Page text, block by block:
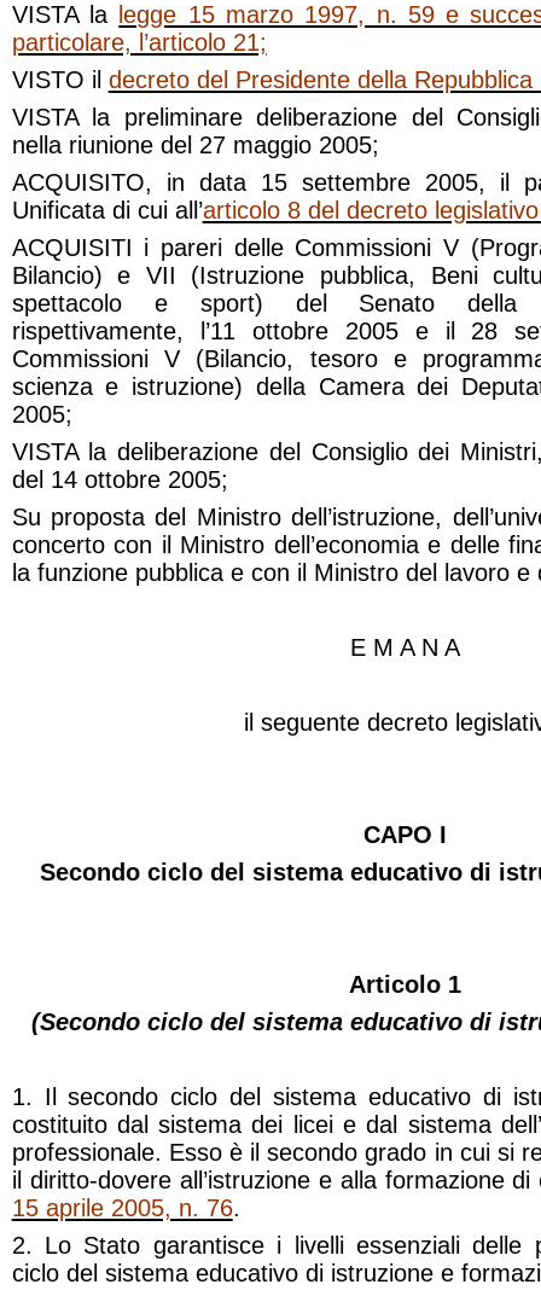
VISTA la legge 15 marzo 1997, n. 59 e
particolare, l’articolo 21;
VISTO il decreto del Presidente della
VISTA la preliminare deliberazione del
nella riunione del 27 maggio 2005;
ACQUISITO, in data 15 settembre 2005, il
Unificata di cui all’articolo 8 del decreto
ACQUISITI i pareri delle Commissioni V
Bilancio) e VII (Istruzione pubblica, Beni
spettacolo e sport) del Senato della
rispettivamente, l’11 ottobre 2005 e il 28
Commissioni V (Bilancio, tesoro e
scienza e istruzione) della Camera dei
2005;
VISTA la deliberazione del Consiglio dei
del 14 ottobre 2005;
Su proposta del Ministro dell’istruzione,
concerto con il Ministro dell’economia e delle
la funzione pubblica e con il Ministro del lavoro e
E M A N A
il seguente decreto
CAPO I
Secondo ciclo del sistema educativo di
Articolo 1
(Secondo ciclo del sistema educativo di
1. Il secondo ciclo del sistema educativo di
costituito dal sistema dei licei e dal sistema
professionale. Esso è il secondo grado in cui si
il diritto-dovere all’istruzione e alla formazione
15 aprile 2005, n. 76.
2. Lo Stato garantisce i livelli essenziali delle
ciclo del sistema educativo di istruzione e